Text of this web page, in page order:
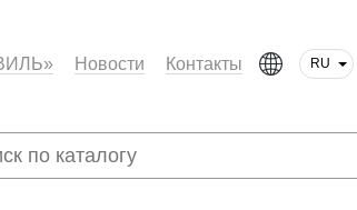
Новости Контакты
RU